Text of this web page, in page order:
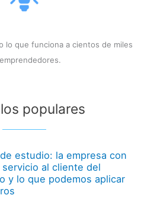
lo que funciona a cientos de miles
populares
estudio: la empresa con
servicio al cliente del
y lo que podemos aplicar